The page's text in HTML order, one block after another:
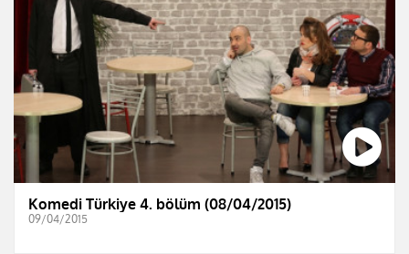
Komedi Türkiye 4. bölüm (08/04/2015)
09/04/2015